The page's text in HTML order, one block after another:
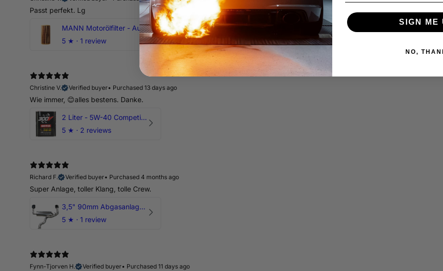
Passt perfekt. Lg
MANN Motorölfilter - Audi RS3 TTRS RSQ3 VZ5 - DAZ DNW
5 ★ · 1 review
Christine V.
Verified buyer• Purchased 13 days ago
Wie immer, 😊alles bestens. Danke.
2 Liter - 5W-40 Competition 300V Motul Motoröl
5 ★ · 2 reviews
Richard F.
Verified buyer• Purchased 4 months ago
Super Anlage, toller Klang, tolle Crew.
3,5" 90mm Abgasanlage AUDI RSQ3 DNWA 2.5 TFSI
5 ★ · 1 review
Fynn-Tjorven H.
Verified buyer• Purchased 11 days ago
SIGN ME
NO,